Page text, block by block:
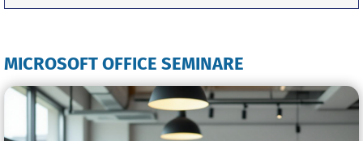
MICROSOFT OFFICE SEMINARE